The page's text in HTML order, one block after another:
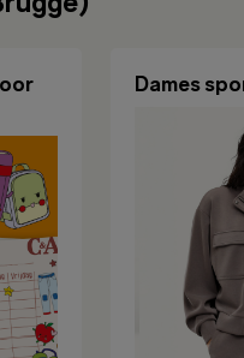
Dames